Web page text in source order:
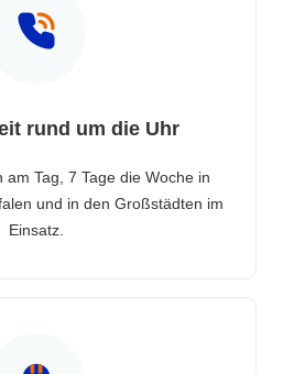
rund um die Uhr
am Tag, 7 Tage die Woche in
und in den Großstädten im
Einsatz.